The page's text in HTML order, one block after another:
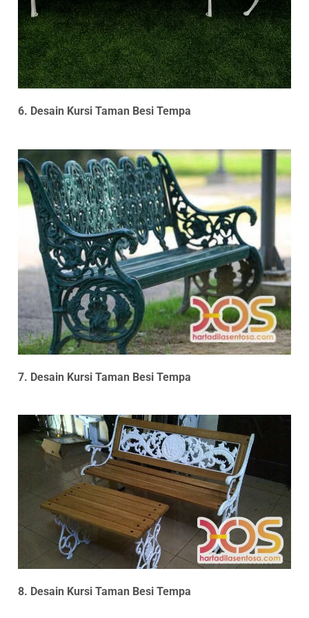
6. Desain Kursi Taman Besi Tempa
7. Desain Kursi Taman Besi Tempa
8. Desain Kursi Taman Besi Tempa